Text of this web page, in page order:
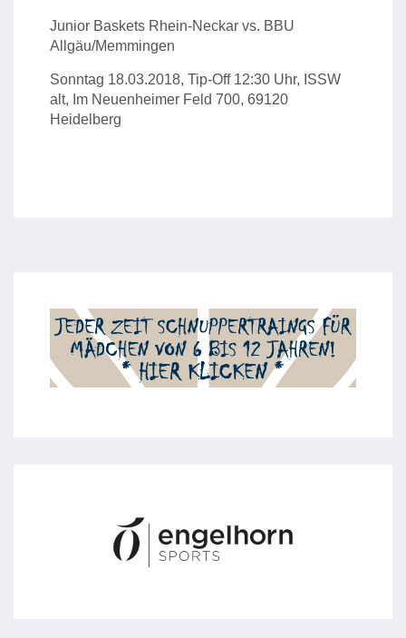
Junior Baskets Rhein-Neckar vs. BBU
Allgäu/Memmingen
Sonntag 18.03.2018, Tip-Off 12:30 Uhr, ISSW
alt, Im Neuenheimer Feld 700, 69120
Heidelberg